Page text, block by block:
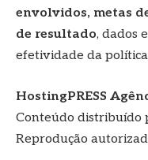
envolvidos, metas
de resultado, dados
efetividade da
HostingPRESS
Conteúdo distribuído
Reprodução